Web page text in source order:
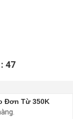
47
Đơn Từ 350K